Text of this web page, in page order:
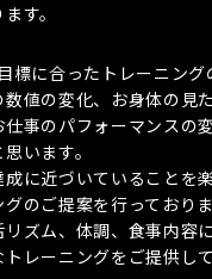
す。
標に合ったトレーニング
数値の変化、お身体の見
事のパフォーマンスの
います。
に近づいていることを
のご提案を行っておりま
ズム、体調、食事内容
レーニングをご提供して